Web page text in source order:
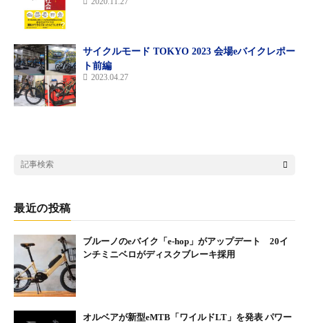
ス」は、軽量かつ静音でありながらとてもパワフル。アシストを
オフにしても、ライドを邪魔する走行抵抗は発生しない。
■遠くまで：大容量バッテリー500Whパワー
フレームにスッキリ収まる大容量のバッテリーを搭載しているた
め、長時間のライドでも安心。クロスバイクにスピードを加えた
いライダーや、長い時間カラダを動かすことが好きなライダーに
OutFrontジオメトリーは、少し寝かせたヘッドアングルと55mm
俊敏なハンドルを両立。バイク重量のあるE バイクにベストな設
計。小さいサイズのバイクでも、つま先が前輪に接触するリスク
を軽減できる。
■どんな道でも準備はOK：普段使いにちょうどいい装備
キックスタンド、取り外し可能なフェンダーブリッジ、ラックマ
ウント、ライト用ケーブルを標準装備。必要なときに簡単に取り
付けられ、不要なときには取り外してスッキリとした見た目をキ
サイクルモード TOKYO 2023 会場eバイクレポー
ト前編
2023.04.27
最近の投稿
ブルーノのeバイク「e-hop」がアップデート 20イ
ンチミニベロがディスクブレーキ採用
オルベアが新型eMTB「ワイルドLT」を発表 パワー